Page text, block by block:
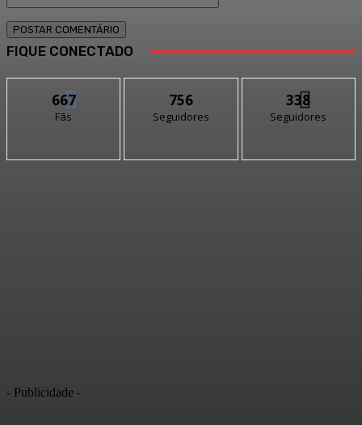
FIQUE CONECTADO
667
Fãs
756
Seguidores
338
Seguidores
- Publicidade -